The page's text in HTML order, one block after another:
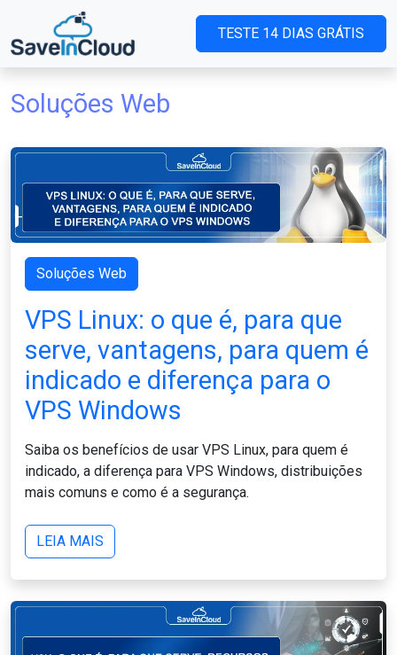
TESTE 14 DIAS GRÁTIS
Soluções Web
Soluções Web
VPS Linux: o que é, para que
serve, vantagens, para quem é
indicado e diferença para o
VPS Windows
Saiba os benefícios de usar VPS Linux, para quem é
indicado, a diferença para VPS Windows, distribuições
mais comuns e como é a segurança.
LEIA MAIS